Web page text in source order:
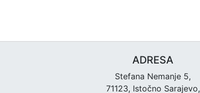
ADRESA
Stefana Nemanje 5,
71123, Istočno Sarajevo,